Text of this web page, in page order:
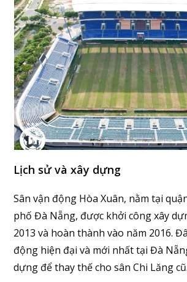
Lịch sử và xây dựng
Sân vận động Hòa Xuân, nằm tại
phố Đà Nẵng, được khởi công xây
2013 và hoàn thành vào năm 2016.
động hiện đại và mới nhất tại Đà
dựng để thay thế cho sân Chi Lăng cũ.